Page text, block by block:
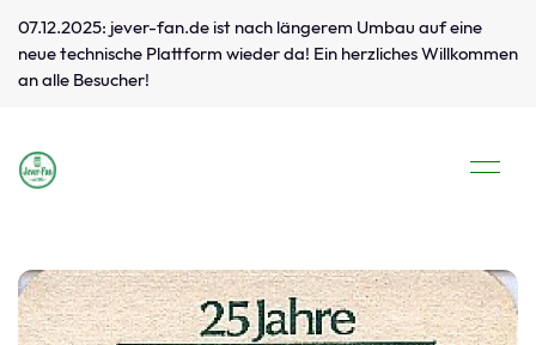
07.12.2025: jever-fan.de ist nach längerem Umbau auf eine
neue technische Plattform wieder da! Ein herzliches Willkommen
an alle Besucher!